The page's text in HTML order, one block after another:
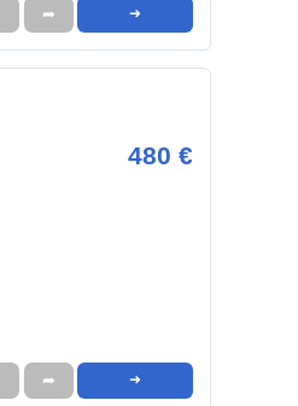
➦ ➜
480 €
➦ ➜